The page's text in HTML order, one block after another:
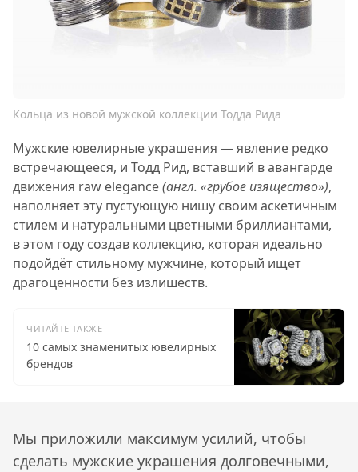
Кольца из новой мужской коллекции Тодда Рида
Мужские ювелирные украшения — явление редко
встречающееся, и Тодд Рид, вставший в авангарде
движения raw elegance(англ. «грубое изящество»),
наполняет эту пустующую нишу своим аскетичным
стилем и натуральными цветными бриллиантами,
в этом году создав коллекцию, которая идеально
подойдёт стильному мужчине, который ищет
драгоценности без излишеств.
ЧИТАЙТЕ ТАКЖЕ
10 самых знаменитых ювелирных
брендов
Мы приложили максимум усилий, чтобы
сделать мужские украшения долговечными,